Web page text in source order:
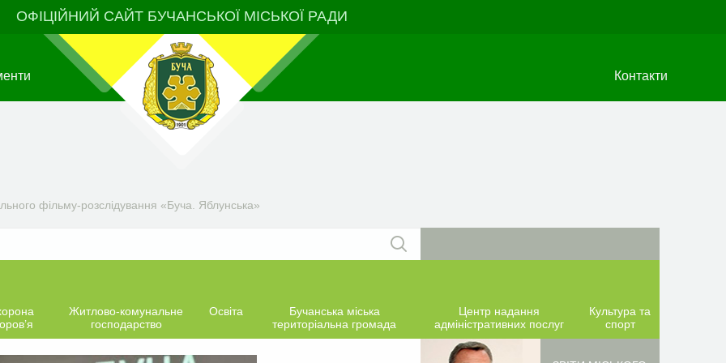
ОФІЦІЙНИЙ САЙТ БУЧАНСЬКОЇ МІСЬКОЇ РАДИ
Контакти
фільму-розслідування «Буча. Яблунська»
Житлово-комунальне
господарство
Освіта
Бучанська міська
територіальна громада
Центр надання
адміністративних послуг
Культура та
спорт